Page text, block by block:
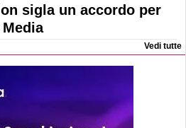
sigla un accordo per
Vedi tutte